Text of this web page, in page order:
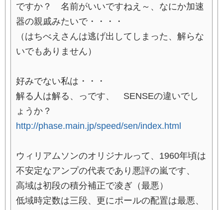
ですか？ 名前がいいですねえ～、なにか加速
器の親戚みたいで・・・・
（はちべえさんは逃げ出してしまった、解らな
いでもありません）
好みでない私は・・・
解る人は解る、っです、 SENSEの違いでし
ょうか？
http://phase.main.jp/speed/sen/index.html
ウィリアムソンのオリジナルって、1960年頃は
不安定なアンプの代表であり悪評の嵐です、
高域は初段の積分補正で凌ぎ（最悪）
低域時定数は三段、更にポールの配置は最悪、